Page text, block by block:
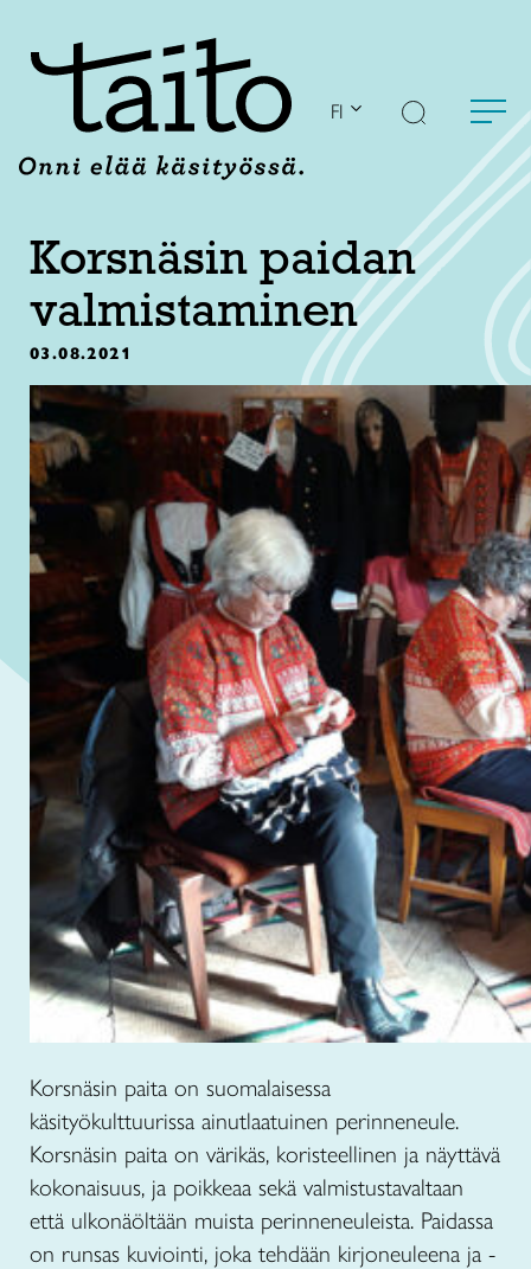
FI
Korsnäsin paidan
valmistaminen
03.08.2021
Korsnäsin paita on suomalaisessa
käsityökulttuurissa ainutlaatuinen perinneneule.
Korsnäsin paita on värikäs, koristeellinen ja näyttävä
kokonaisuus, ja poikkeaa sekä valmistustavaltaan
että ulkonäöltään muista perinneneuleista. Paidassa
on runsas kuviointi, joka tehdään kirjoneuleena ja -